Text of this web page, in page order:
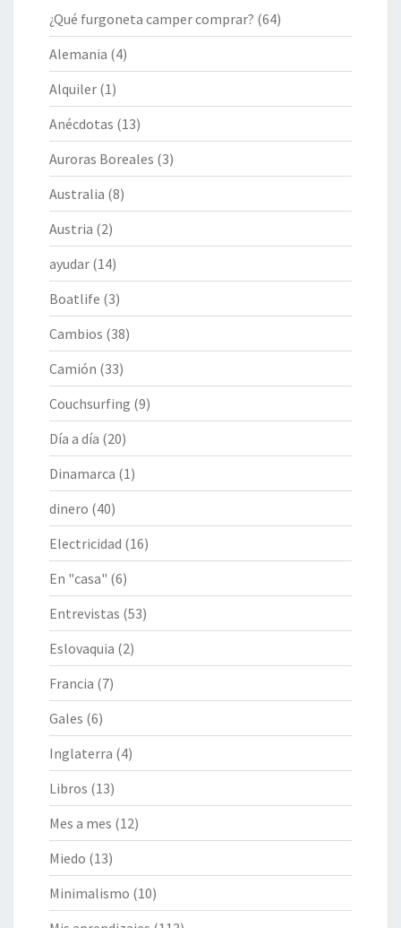
¿Qué furgoneta camper comprar? (64)
Alemania (4)
Alquiler (1)
Anécdotas (13)
Auroras Boreales (3)
Australia (8)
Austria (2)
ayudar (14)
Boatlife (3)
Cambios (38)
Camión (33)
Couchsurfing (9)
Día a día (20)
Dinamarca (1)
dinero (40)
Electricidad (16)
En "casa" (6)
Entrevistas (53)
Eslovaquia (2)
Francia (7)
Gales (6)
Inglaterra (4)
Libros (13)
Mes a mes (12)
Miedo (13)
Minimalismo (10)